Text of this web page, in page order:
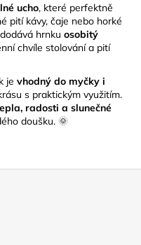
ucho, které perfektně
pití kávy, čaje nebo horké
hrnku osobitý
chvíle stolování a pití
je vhodný do myčky i
s praktickým využitím.
radosti a slunečné
doušku. 🌞